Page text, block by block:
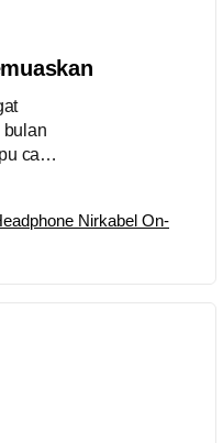
cas
Nirkabel On-